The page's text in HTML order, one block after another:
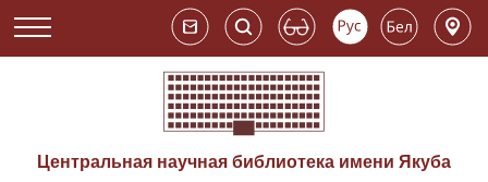
Центральная научная библиотека имени Якуба